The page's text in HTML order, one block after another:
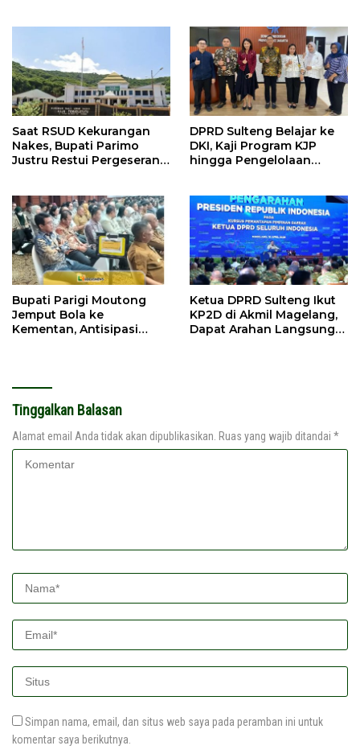
Saat RSUD Kekurangan
Nakes, Bupati Parimo
Justru Restui Pergeseran 5
DPRD Sulteng Belajar ke
DKI, Kaji Program KJP
hingga Pengelolaan
Bupati Parigi Moutong
Jemput Bola ke
Kementan, Antisipasi
Ketua DPRD Sulteng Ikut
KP2D di Akmil Magelang,
Dapat Arahan Langsung
Tinggalkan Balasan
Alamat email Anda tidak akan dipublikasikan. Ruas yang wajib ditandai *
Simpan nama, email, dan situs web saya pada peramban ini untuk
komentar saya berikutnya.